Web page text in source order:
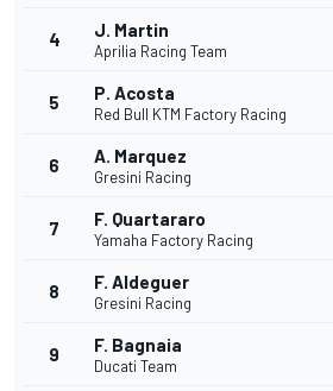
4 J. Martin
Aprilia Racing Team
5 P. Acosta
Red Bull KTM Factory Racing
6 A. Marquez
Gresini Racing
7 F. Quartararo
Yamaha Factory Racing
8 F. Aldeguer
Gresini Racing
9 F. Bagnaia
Ducati Team